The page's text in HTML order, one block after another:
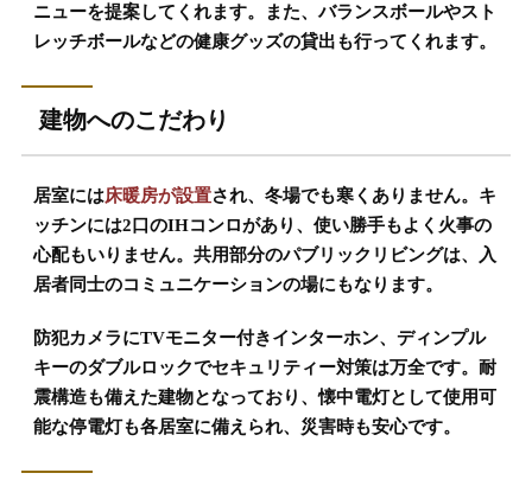
ニューを提案してくれます。また、バランスボールやスト
レッチボールなどの健康グッズの貸出も行ってくれます。
建物へのこだわり
居室には床暖房が設置され、冬場でも寒くありません。キ
ッチンには2口のIHコンロがあり、使い勝手もよく火事の
心配もいりません。共用部分のパブリックリビングは、入
居者同士のコミュニケーションの場にもなります。
防犯カメラにTVモニター付きインターホン、ディンプル
キーのダブルロックでセキュリティー対策は万全です。耐
震構造も備えた建物となっており、懐中電灯として使用可
能な停電灯も各居室に備えられ、災害時も安心です。